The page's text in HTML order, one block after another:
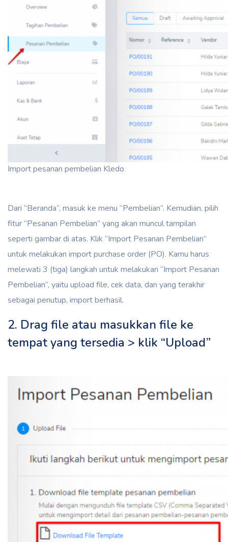
Import pesanan pembelian Kledo
Dari “Beranda”, masuk ke menu “Pembelian”. Kemudian, pilih
fitur “Pesanan Pembelian” yang akan muncul tampilan
seperti gambar di atas. Klik “Import Pesanan Pembelian”
untuk melakukan import purchase order (PO). Kamu harus
melewati 3 (tiga) langkah untuk melakukan “Import Pesanan
Pembelian”, yaitu upload file, cek data, dan yang terakhir
sebagai penutup, import berhasil.
2. Drag file atau masukkan file ke
tempat yang tersedia > klik “Upload”